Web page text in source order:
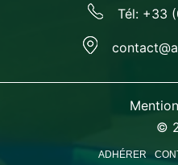
Tél: +33
©
ADHÉRER